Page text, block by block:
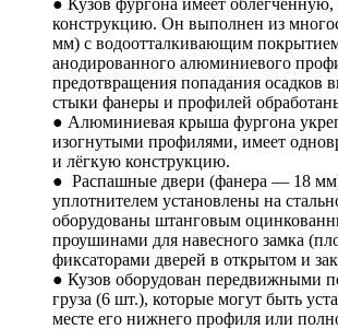
конструкцию. Он выполнен из
мм) с водоотталкивающим
анодированного алюминиевого
предотвращения попадания осадков
стыки фанеры и профилей
● Алюминиевая крыша фургона
изогнутыми профилями, имеет
и лёгкую конструкцию.
● Распашные двери (фанера — 18
уплотнителем установлены на
оборудованы штанговым
проушинами для навесного замка
фиксаторами дверей в открытом и
● Кузов оборудован передвижными
груза (6 шт.), которые могут быть
месте его нижнего профиля или